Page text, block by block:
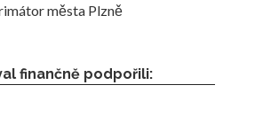
města Plzně
finančně podpořili: